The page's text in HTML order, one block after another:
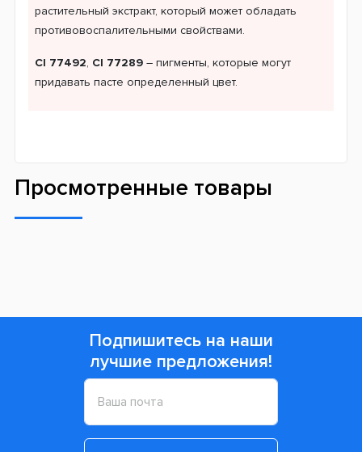
растительный экстракт, который может обладать
противовоспалительными свойствами.
CI 77492, CI 77289 – пигменты, которые могут
придавать пасте определенный цвет.
Просмотренные товары
Подпишитесь на наши
лучшие предложения!